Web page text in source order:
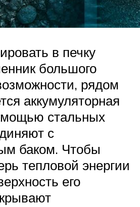
в печку
большого
рядом
аккумуляторная
стальных
с
баком. Чтобы
тепловой энергии
его